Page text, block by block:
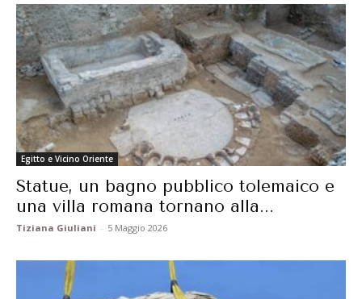
Egitto e Vicino Oriente
Statue, un bagno pubblico tolemaico e
una villa romana tornano alla...
Tiziana Giuliani - 5 Maggio 2026